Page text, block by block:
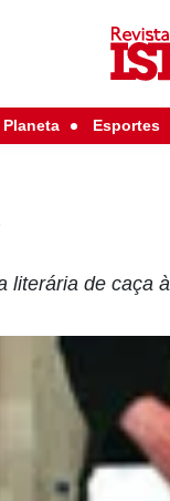
Planeta Esportes
literária de caça